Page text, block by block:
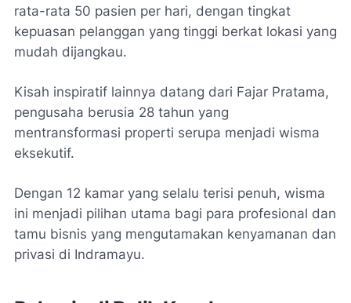
rata-rata 50 pasien per hari, dengan tingkat
kepuasan pelanggan yang tinggi berkat lokasi yang
mudah dijangkau.
Kisah inspiratif lainnya datang dari Fajar Pratama,
pengusaha berusia 28 tahun yang
mentransformasi properti serupa menjadi wisma
eksekutif.
Dengan 12 kamar yang selalu terisi penuh, wisma
ini menjadi pilihan utama bagi para profesional dan
tamu bisnis yang mengutamakan kenyamanan dan
privasi di Indramayu.